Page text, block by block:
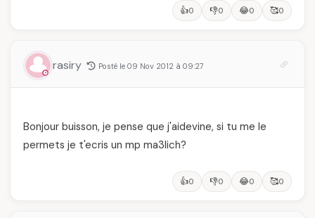
👍0 👎0 😂0 🥰0
rasiry Posté le 09 Nov 2012 à 09:27
Bonjour buisson, je pense que j'aidevine, si tu me le
permets je t'ecris un mp ma3lich?
👍0 👎0 😂0 🥰0